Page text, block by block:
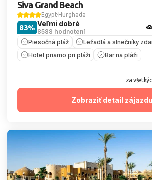
Siva Grand Beach
Egypt Hurghada
Veľmi dobré
8588 hodnotení
83%
Piesočná pláž
Ležadlá a slnečníky
Hotel priamo pri pláži
Bar na pláži
za
Zobraziť detail zájazdu